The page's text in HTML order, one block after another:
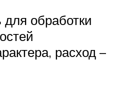
для обработки
расход –